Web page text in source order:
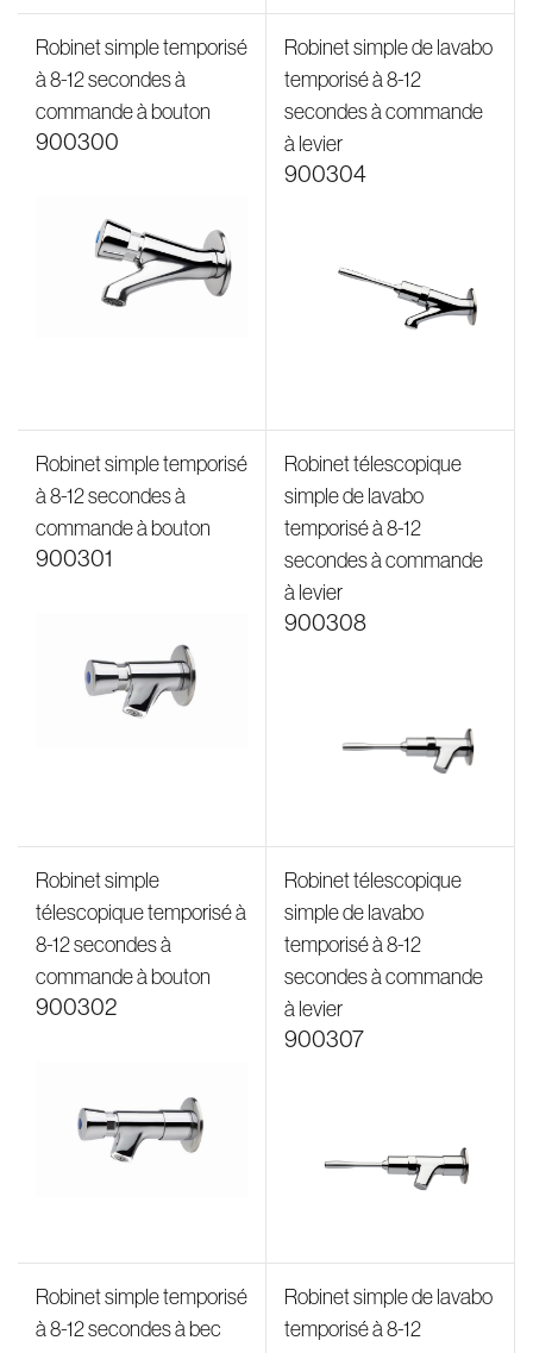
Catégories Filtres
Robinet simple temporisé
à 8-12 secondes à
commande à bouton
900300
Robinet simple de lavabo
temporisé à 8-12
secondes à commande
à levier
900304
Robinet simple temporisé
à 8-12 secondes à
commande à bouton
900301
Robinet télescopique
simple de lavabo
temporisé à 8-12
secondes à commande
à levier
900308
Robinet simple
télescopique temporisé à
8-12 secondes à
commande à bouton
900302
Robinet télescopique
simple de lavabo
temporisé à 8-12
secondes à commande
à levier
900307
Robinet simple temporisé
à 8-12 secondes à bec
Robinet simple de lavabo
temporisé à 8-12